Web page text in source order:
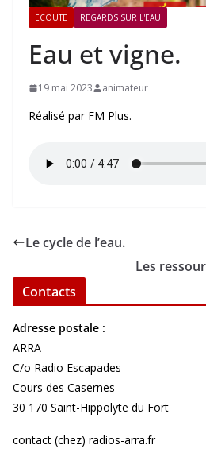
ECOUTE REGARDS SUR L'EAU
Eau et vigne.
19 mai 2023 animateur
Réalisé par FM Plus.
Le cycle de l’eau.
Les
Contacts
Adresse postale :
ARRA
C/o Radio Escapades
Cours des Casernes
30 170 Saint-Hippolyte du Fort
contact (chez) radios-arra.fr